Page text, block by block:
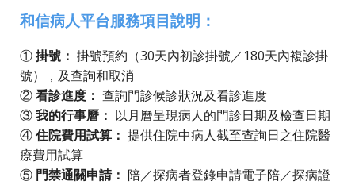
和信病人平台服務項目說明：
①掛號： 掛號預約（30天內初診掛號／180天內複診掛
號），及查詢和取消
②看診進度： 查詢門診候診狀況及看診進度
③我的行事曆： 以月曆呈現病人的門診日期及檢查日期
④住院費用試算： 提供住院中病人截至查詢日之住院醫
療費用試算
⑤ 門禁通關申請： 陪／探病者登錄申請電子陪／探病證